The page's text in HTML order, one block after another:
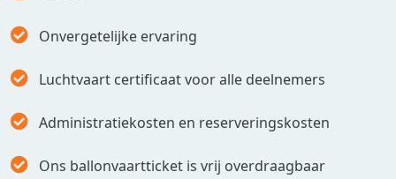
Onvergetelijke ervaring
Luchtvaart certificaat voor alle deelnemers
Administratiekosten en reserveringskosten
Ons ballonvaartticket is vrij overdraagbaar